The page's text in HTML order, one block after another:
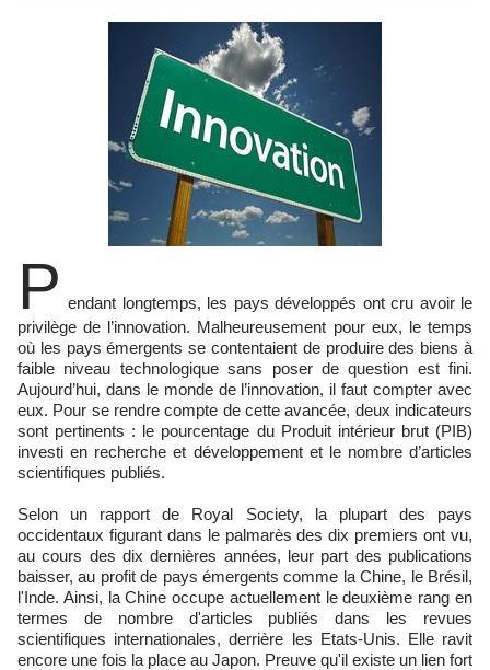
P endant longtemps, les pays développés ont cru avoir le
privilège de l’innovation. Malheureusement pour eux, le temps
où les pays émergents se contentaient de produire des biens à
faible niveau technologique sans poser de question est fini.
Aujourd’hui, dans le monde de l’innovation, il faut compter avec
eux. Pour se rendre compte de cette avancée, deux indicateurs
sont pertinents : le pourcentage du Produit intérieur brut (PIB)
investi en recherche et développement et le nombre d’articles
scientifiques publiés.
Selon un rapport de Royal Society, la plupart des pays
occidentaux figurant dans le palmarès des dix premiers ont vu,
au cours des dix dernières années, leur part des publications
baisser, au profit de pays émergents comme la Chine, le Brésil,
l'Inde. Ainsi, la Chine occupe actuellement le deuxième rang en
termes de nombre d'articles publiés dans les revues
scientifiques internationales, derrière les Etats-Unis. Elle ravit
encore une fois la place au Japon. Preuve qu'il existe un lien fort